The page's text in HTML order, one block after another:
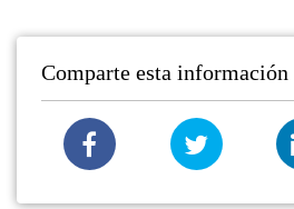
Comparte esta información